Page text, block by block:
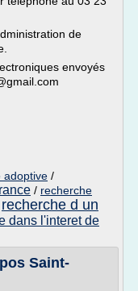
de
envoyés
adoptive /
/ recherche
recherche d un
dans l'interet de
Saint-